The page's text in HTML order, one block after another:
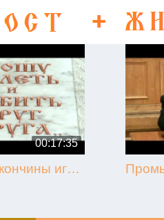
00:17:35
50-летие кончины игумена Никона (Воробьёва) (г. Гагарин, 2013.09.07)